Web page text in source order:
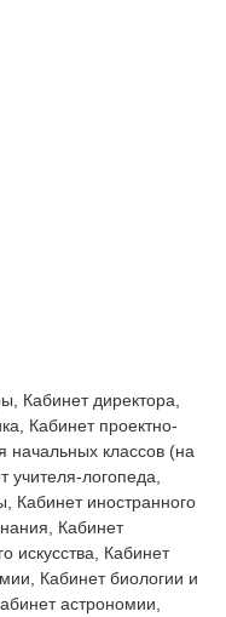
Кабинет директора,
Кабинет проектно-
начальных классов (на
учителя-логопеда,
Кабинет иностранного
Кабинет
искусства, Кабинет
Кабинет биологии и
астрономии,